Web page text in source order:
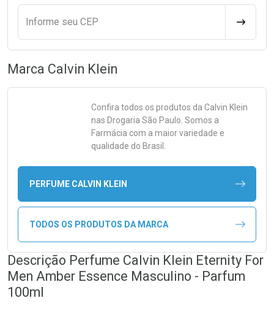
Informe seu CEP
Marca Calvin Klein
Confira todos os produtos da Calvin Klein
nas Drogaria São Paulo. Somos a
Farmácia com a maior variedade e
qualidade do Brasil.
PERFUME CALVIN KLEIN
TODOS OS PRODUTOS DA MARCA
Descrição Perfume Calvin Klein Eternity For
Men Amber Essence Masculino - Parfum
100ml